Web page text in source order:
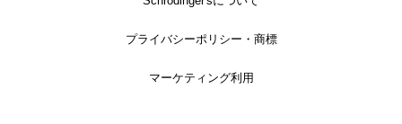
プライバシーポリシー・商標
マーケティング利用